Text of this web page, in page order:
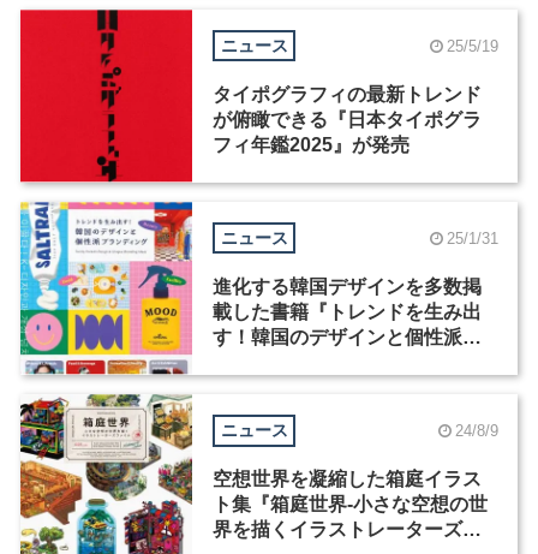
ニュース 25/5/19
タイポグラフィの最新トレンド
が俯瞰できる『日本タイポグラ
フィ年鑑2025』が発売
ニュース 25/1/31
進化する韓国デザインを多数掲
載した書籍『トレンドを生み出
す！韓国のデザインと個性派ブ
ニュース 24/8/9
空想世界を凝縮した箱庭イラス
ト集『箱庭世界‐小さな空想の世
界を描くイラストレーターズフ